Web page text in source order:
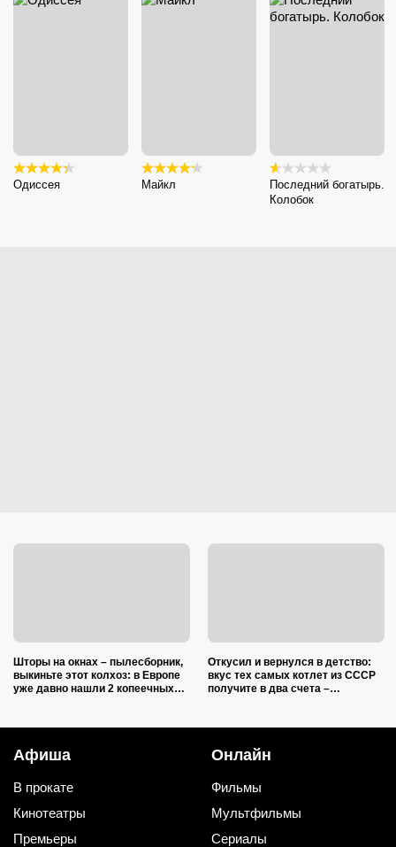
Одиссея Майкл
Последний богатырь.
Колобок
Шторы на окнах – пылесборник,
выкиньте этот колхоз: в Европе
уже давно нашли 2 копеечных
Откусил и вернулся в детство:
вкус тех самых котлет из СССР
получите в два счета –
Афиша
В прокате
Кинотеатры
Премьеры
Онлайн
Фильмы
Мультфильмы
Сериалы